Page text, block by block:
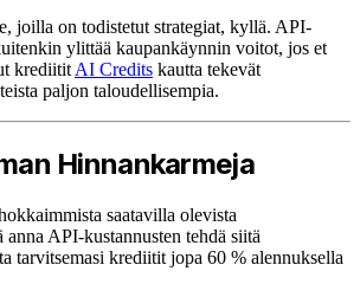
joilla on todistetut strategiat, kyllä. API-
ylittää kaupankäynnin voitot, jos et
krediitit AI Credits kautta tekevät
paljon taloudellisempia.
Hinnankarmeja
saatavilla olevista
API-kustannusten tehdä siitä
tarvitsemasi krediitit jopa 60 % alennuksella